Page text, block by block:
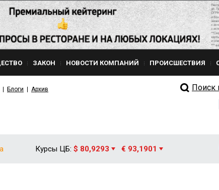
ЗАКОН НОВОСТИ КОМПАНИЙ ПРОИСШЕСТВИЯ
Блоги Архив Поиск
Курсы ЦБ: $ 80,9293 € 93,1901